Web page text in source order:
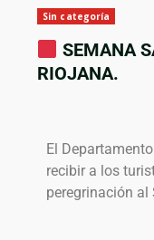
Sin categoría
SEMANA
RIOJANA.
El
recibir a los
peregrinación al